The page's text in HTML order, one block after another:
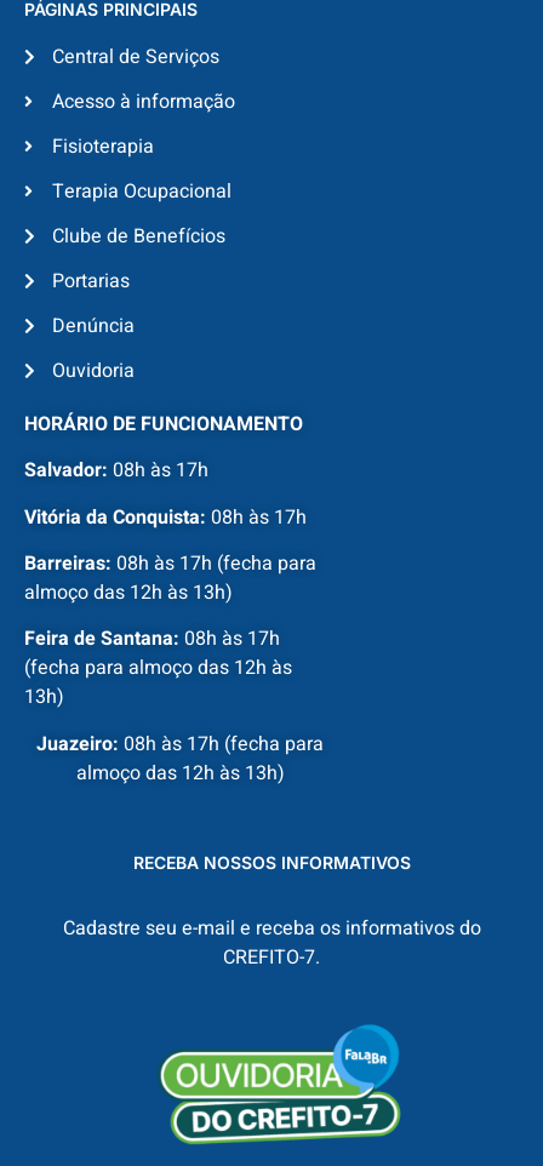
PÁGINAS PRINCIPAIS
Central de Serviços
Acesso à informação
Fisioterapia
Terapia Ocupacional
Clube de Benefícios
Portarias
Denúncia
Ouvidoria
HORÁRIO DE FUNCIONAMENTO
Salvador: 08h às 17h
Vitória da Conquista: 08h às 17h
Barreiras: 08h às 17h (fecha para
almoço das 12h às 13h)
Feira de Santana: 08h às 17h
(fecha para almoço das 12h às
13h)
Juazeiro: 08h às 17h (fecha para
almoço das 12h às 13h)
RECEBA NOSSOS INFORMATIVOS
Cadastre seu e-mail e receba os informativos do
CREFITO-7.